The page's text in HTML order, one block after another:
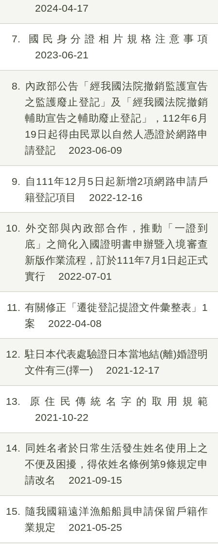
2024-04-17
7
國民身分證相片規格注意事項
2023-06-21
8
內政部公告「經我國法院撤銷監護宣告
之監護廢止登記」及「經我國法院撤銷
輔助宣告之輔助廢止登記」，112年6月
19日起得由民眾以自然人憑證於網路申
請登記
2023-06-09
9
自111年12月5日起新增2項網路申請戶
籍登記項目
2022-12-16
10
外交部與內政部合作，推動「一證到
底」之簡化入國證明書申辦暨入境審查
新版作業流程，訂於111年7月1日起正式
實行
2022-07-01
11
有關修正「遷徙登記提證文件彙整表」1
案
2022-04-08
12
駐日本代表處驗證日本當地結(離)婚證明
文件有三(擇一)
2021-12-17
13
原住民傳統名字的取用規範
2021-10-22
14
同姓名者於日常生活發生姓名使用上之
不便及困擾，得依姓名條例第9條規定申
請改名
2021-09-15
15
隨我國籍遠洋漁船船員申請保留戶籍作
業規定
2021-05-25